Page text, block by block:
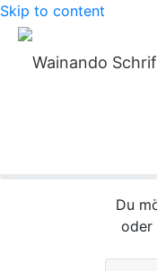
Skip to content
Du
oder